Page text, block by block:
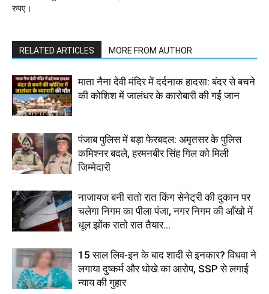
रुपए।
RELATED ARTICLES MORE FROM AUTHOR
माता नैना देवी मंदिर में दर्दनाक हादसा: बंदर से बचने
की कोशिश में जालंधर के कारोबारी की गई जान
पंजाब पुलिस में बड़ा फेरबदल: अमृतसर के पुलिस
कमिश्नर बदले, हरमनबीर सिंह गिल को मिली
जिम्मेदारी
नाजायज बनी रातो रात किंग सेनेट्री की दुकान पर
चलेगा निगम का पीला पंजा, नगर निगम की आँखो में
धूल झोंक रातो रात तैयार...
15 साल लिव-इन के बाद शादी से इनकार? विधवा ने
लगाया दुष्कर्म और धोखे का आरोप, SSP से लगाई
न्याय की गुहार